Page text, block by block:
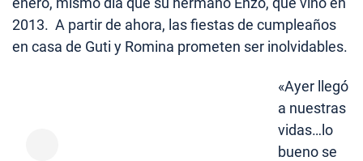
2013. A partir de ahora, las fiestas de cumpleaños
en casa de Guti y Romina prometen ser inolvidables.
«Ayer llegó
a nuestras
vidas…lo
bueno se